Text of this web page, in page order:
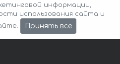
Авто-Аренда Cookie Policy
информации,
использования сайта и
Принять все